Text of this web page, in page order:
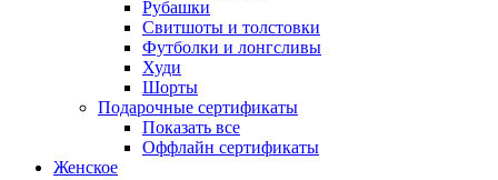
Рубашки
Свитшоты и толстовки
Футболки и лонгсливы
Худи
Шорты
Подарочные сертификаты
Показать все
Оффлайн сертификаты
Женское